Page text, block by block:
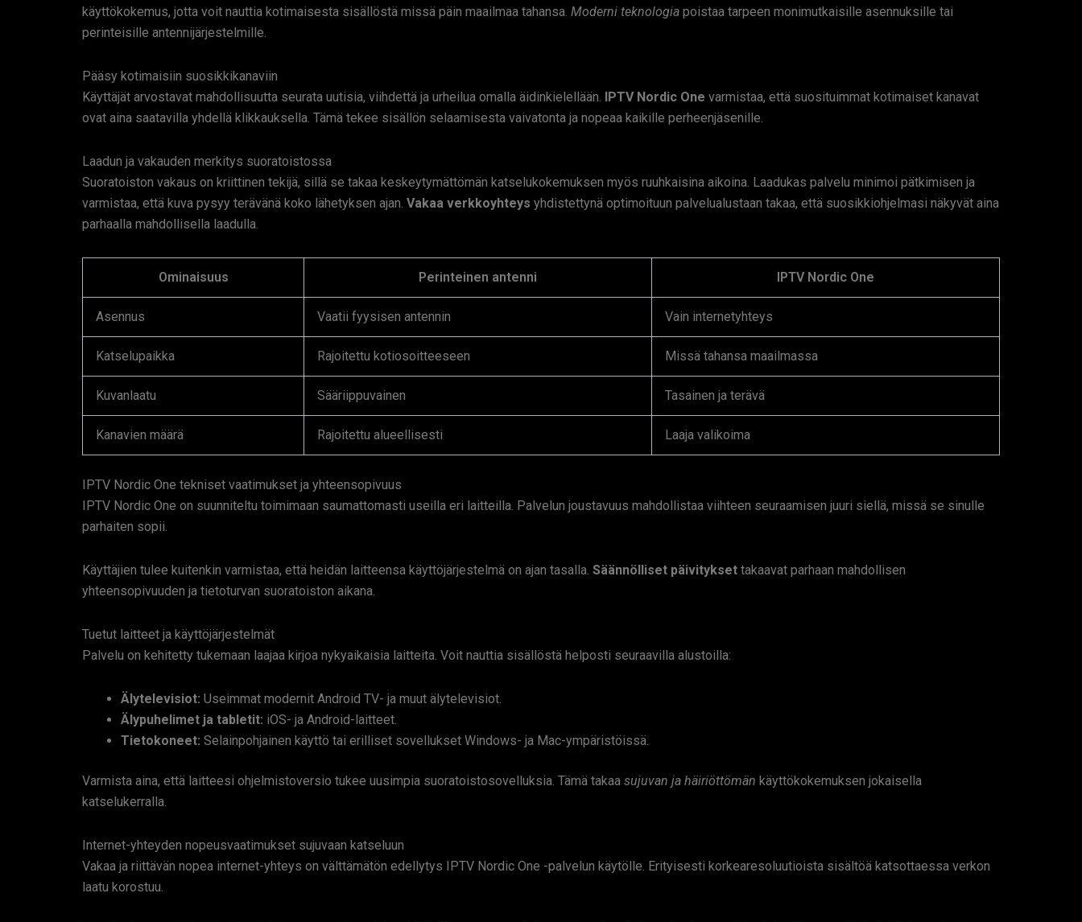
käyttökokemus, jotta voit nauttia kotimaisesta sisällöstä missä päin maailmaa tahansa. Moderni teknologia poistaa tarpeen monimutkaisille asennuksille tai
perinteisille antennijärjestelmille.
Pääsy kotimaisiin suosikkikanaviin
Käyttäjät arvostavat mahdollisuutta seurata uutisia, viihdettä ja urheilua omalla äidinkielellään. IPTV Nordic One varmistaa, että suosituimmat kotimaiset kanavat
ovat aina saatavilla yhdellä klikkauksella. Tämä tekee sisällön selaamisesta vaivatonta ja nopeaa kaikille perheenjäsenille.
Laadun ja vakauden merkitys suoratoistossa
Suoratoiston vakaus on kriittinen tekijä, sillä se takaa keskeytymättömän katselukokemuksen myös ruuhkaisina aikoina. Laadukas palvelu minimoi pätkimisen ja
varmistaa, että kuva pysyy terävänä koko lähetyksen ajan. Vakaa verkkoyhteys yhdistettynä optimoituun palvelualustaan takaa, että suosikkiohjelmasi näkyvät aina
parhaalla mahdollisella laadulla.
Ominaisuus Perinteinen antenni IPTV Nordic One
Asennus Vaatii fyysisen antennin Vain internetyhteys
Katselupaikka Rajoitettu kotiosoitteeseen Missä tahansa maailmassa
Kuvanlaatu Sääriippuvainen Tasainen ja terävä
Kanavien määrä Rajoitettu alueellisesti Laaja valikoima
IPTV Nordic One tekniset vaatimukset ja yhteensopivuus
IPTV Nordic One on suunniteltu toimimaan saumattomasti useilla eri laitteilla. Palvelun joustavuus mahdollistaa viihteen seuraamisen juuri siellä, missä se sinulle
parhaiten sopii.
Käyttäjien tulee kuitenkin varmistaa, että heidän laitteensa käyttöjärjestelmä on ajan tasalla. Säännölliset päivitykset takaavat parhaan mahdollisen
yhteensopivuuden ja tietoturvan suoratoiston aikana.
Tuetut laitteet ja käyttöjärjestelmät
Palvelu on kehitetty tukemaan laajaa kirjoa nykyaikaisia laitteita. Voit nauttia sisällöstä helposti seuraavilla alustoilla:
Älytelevisiot: Useimmat modernit Android TV- ja muut älytelevisiot.
Älypuhelimet ja tabletit: iOS- ja Android-laitteet.
Tietokoneet: Selainpohjainen käyttö tai erilliset sovellukset Windows- ja Mac-ympäristöissä.
Varmista aina, että laitteesi ohjelmistoversio tukee uusimpia suoratoistosovelluksia. Tämä takaa sujuvan ja häiriöttömän käyttökokemuksen jokaisella
katselukerralla.
Internet-yhteyden nopeusvaatimukset sujuvaan katseluun
Vakaa ja riittävän nopea internet-yhteys on välttämätön edellytys IPTV Nordic One -palvelun käytölle. Erityisesti korkearesoluutioista sisältöä katsottaessa verkon
laatu korostuu.